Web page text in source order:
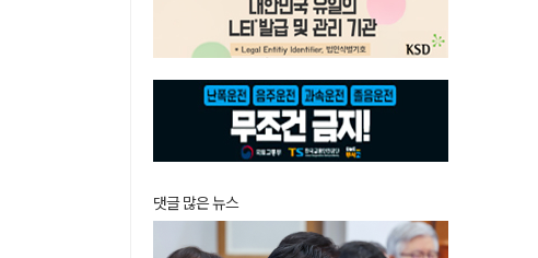
댓글 많은 뉴스